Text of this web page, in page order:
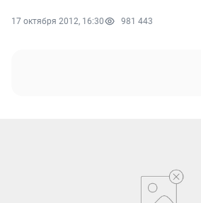
17 октября 2012, 16:30 981 443